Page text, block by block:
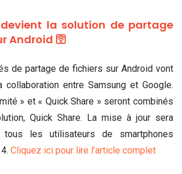
devient la solution de partage
Android 🛜
de partage de fichiers sur Android vont
collaboration entre Samsung et Google.
» et « Quick Share » seront combinés
Quick Share. La mise à jour sera
tous les utilisateurs de smartphones
Cliquez ici pour lire l’article complet